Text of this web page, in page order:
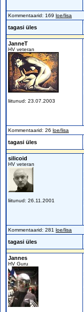
Kommentaarid: 169 loe/lisa
tagasi üles
JanneT
HV veteran
liitunud: 23.07.2003
Kommentaarid: 26 loe/lisa
tagasi üles
silicoid
HV veteran
liitunud: 26.11.2001
Kommentaarid: 281 loe/lisa
tagasi üles
Jannes
HV Guru